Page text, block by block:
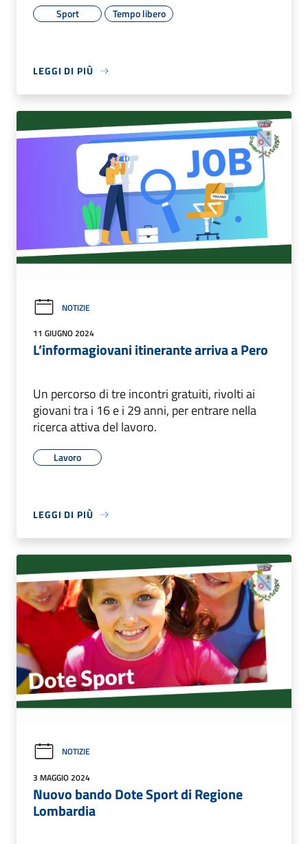
Sport Tempo libero
LEGGI DI PIÙ
NOTIZIE
11 GIUGNO 2024
L’informagiovani itinerante arriva a Pero
Un percorso di tre incontri gratuiti, rivolti ai
giovani tra i 16 e i 29 anni, per entrare nella
ricerca attiva del lavoro.
Lavoro
LEGGI DI PIÙ
NOTIZIE
3 MAGGIO 2024
Nuovo bando Dote Sport di Regione
Lombardia